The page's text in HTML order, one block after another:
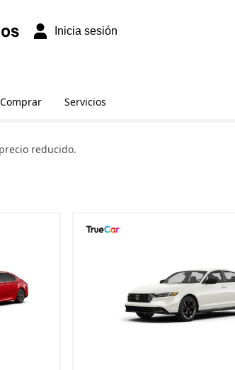
Inicia sesión
Comprar Servicios
reducido.